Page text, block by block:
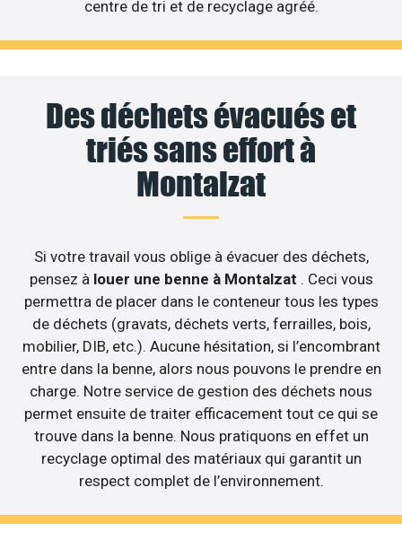
centre de tri et de recyclage agréé.
Des déchets évacués et
triés sans effort à
Montalzat
Si votre travail vous oblige à évacuer des déchets,
pensez à louer une benne à Montalzat . Ceci vous
permettra de placer dans le conteneur tous les types
de déchets (gravats, déchets verts, ferrailles, bois,
mobilier, DIB, etc.). Aucune hésitation, si l’encombrant
entre dans la benne, alors nous pouvons le prendre en
charge. Notre service de gestion des déchets nous
permet ensuite de traiter efficacement tout ce qui se
trouve dans la benne. Nous pratiquons en effet un
recyclage optimal des matériaux qui garantit un
respect complet de l’environnement.